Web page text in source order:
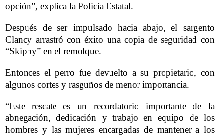
opción”, explica la Policía Estatal.
Después de ser impulsado hacia abajo, el sargento
Clancy arrastró con éxito una copia de seguridad con
“Skippy” en el remolque.
Entonces el perro fue devuelto a su propietario, con
algunos cortes y rasguños de menor importancia.
“Este rescate es un recordatorio importante de la
abnegación, dedicación y trabajo en equipo de los
hombres y las mujeres encargadas de mantener a los